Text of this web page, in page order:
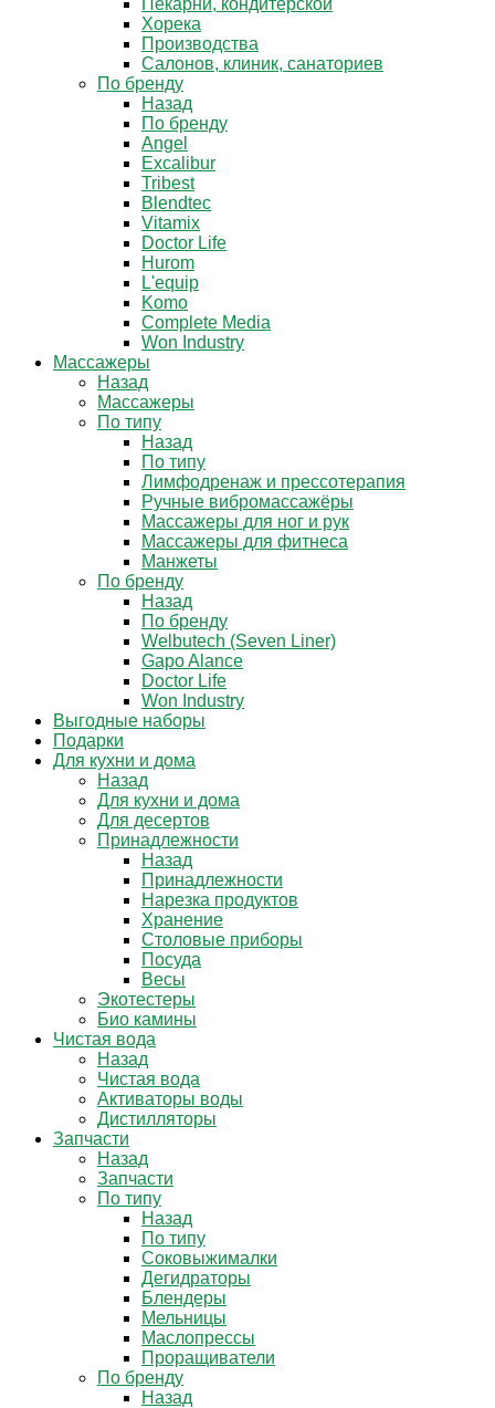
Пекарни, кондитерской
Хорека
Производства
Салонов, клиник, санаториев
По бренду
Назад
По бренду
Angel
Excalibur
Tribest
Blendtec
Vitamix
Doctor Life
Hurom
L'equip
Komo
Complete Media
Won Industry
Массажеры
Назад
Массажеры
По типу
Назад
По типу
Лимфодренаж и прессотерапия
Ручные вибромассажёры
Массажеры для ног и рук
Массажеры для фитнеса
Манжеты
По бренду
Назад
По бренду
Welbutech (Seven Liner)
Gapo Alance
Doctor Life
Won Industry
Выгодные наборы
Подарки
Для кухни и дома
Назад
Для кухни и дома
Для десертов
Принадлежности
Назад
Принадлежности
Нарезка продуктов
Хранение
Столовые приборы
Посуда
Весы
Экотестеры
Био камины
Чистая вода
Назад
Чистая вода
Активаторы воды
Дистилляторы
Запчасти
Назад
Запчасти
По типу
Назад
По типу
Соковыжималки
Дегидраторы
Блендеры
Мельницы
Маслопрессы
Проращиватели
По бренду
Назад